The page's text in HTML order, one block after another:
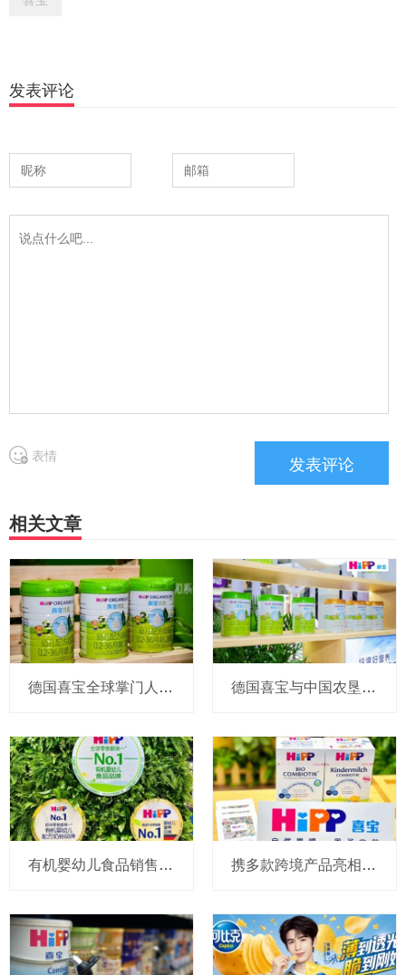
发表评论
表情
相关文章
德国喜宝全球掌门人及在华操盘手访谈：深耕有机70年拿下多项“第一”，下沉市场成奶粉业务新引擎 德国喜宝与中国农垦再携手，进博会签约深化在华布局
有机婴幼儿食品销售巨头HiPP德国喜宝获批新国标，在华“组队”央企拼抢 携多款跨境产品亮相进博会！HiPP德国喜宝持续加码中国市场